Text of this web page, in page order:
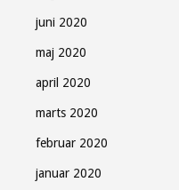
juni 2020
maj 2020
april 2020
marts 2020
februar 2020
januar 2020